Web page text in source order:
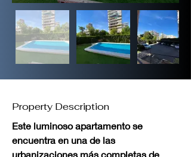
Property Description
Este luminoso apartamento se
encuentra en una de las
urbanizaciones más completas de